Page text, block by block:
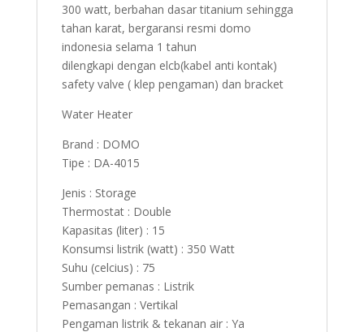
300 watt, berbahan dasar titanium sehingga
tahan karat, bergaransi resmi domo
indonesia selama 1 tahun
dilengkapi dengan elcb(kabel anti kontak)
safety valve ( klep pengaman) dan bracket
Water Heater
Brand : DOMO
Tipe : DA-4015
Jenis : Storage
Thermostat : Double
Kapasitas (liter) : 15
Konsumsi listrik (watt) : 350 Watt
Suhu (celcius) : 75
Sumber pemanas : Listrik
Pemasangan : Vertikal
Pengaman listrik & tekanan air : Ya